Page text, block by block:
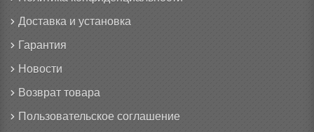
Доставка и установка
Гарантия
Новости
Возврат товара
Пользовательское соглашение